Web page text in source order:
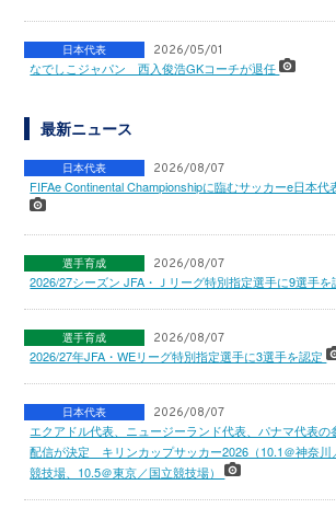
日本代表 2026/05/01
なでしこジャパン 西入俊浩GKコーチが退任
最新ニュース
日本代表 2026/08/07
FIFAe Continental Championshipに臨むサッカーe日本代
選手育成 2026/08/07
2026/27シーズン JFA・Ｊリーグ特別指定選手に9選手
選手育成 2026/08/07
2026/27年JFA・WEリーグ特別指定選手に3選手を認定
日本代表 2026/08/07
エクアドル代表、ニュージーランド代表、パナマ代表の
配信が決定 キリンカップサッカー2026（10.1＠神奈川
競技場、10.5＠東京／国立競技場）